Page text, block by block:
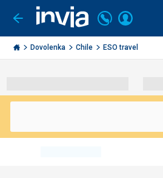
Ísť
späť
Invia.sk
Volajte
+421
2
3221
Prihlásiť
Dovolenka Chile ESO travel